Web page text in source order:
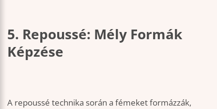
5. Repoussé: Mély Formák
Képzése
A repoussé technika során a fémeket formázzák,